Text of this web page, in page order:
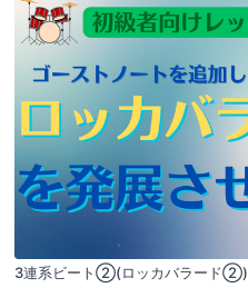
3連系ビート②(ロッカバラード②)